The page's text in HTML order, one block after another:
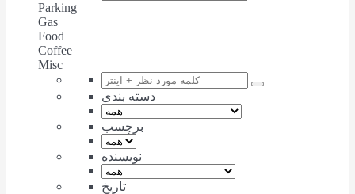
Parking
Gas
Food
Coffee
Misc
دسته بندی
برچسب
نویسنده
تاریخ